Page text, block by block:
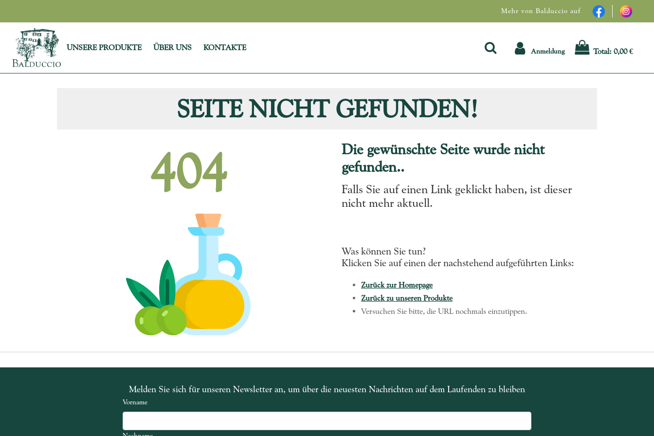
Mehr von Balduccio auf
UNSERE PRODUKTE ÜBER UNS KONTAKTE Anmeldung Total: 0,00 €
SEITE NICHT GEFUNDEN!
404
Die gewünschte Seite wurde nicht
gefunden..
Falls Sie auf einen Link geklickt haben, ist dieser
nicht mehr aktuell.
Was können Sie tun?
Klicken Sie auf einen der nachstehend aufgeführten Links:
Zurück zur Homepage
Zurück zu unseren Produkte
Versuchen Sie bitte, die URL nochmals einzutippen.
Melden Sie sich für unseren Newsletter an, um über die neuesten Nachrichten auf dem Laufenden zu bleiben
Vorname